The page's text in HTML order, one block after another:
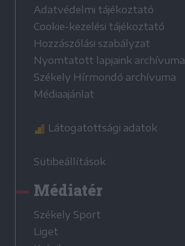
Adatvédelmi tájékoztató
Cookie-kezelési tájékoztató
Hozzászólási szabályzat
Nyomtatott lapjaink archívuma
Székely Hírmondó archívuma
Médiaajánlat
Látogatottsági adatok
Sütibeállítások
Médiatér
Székely Sport
Liget